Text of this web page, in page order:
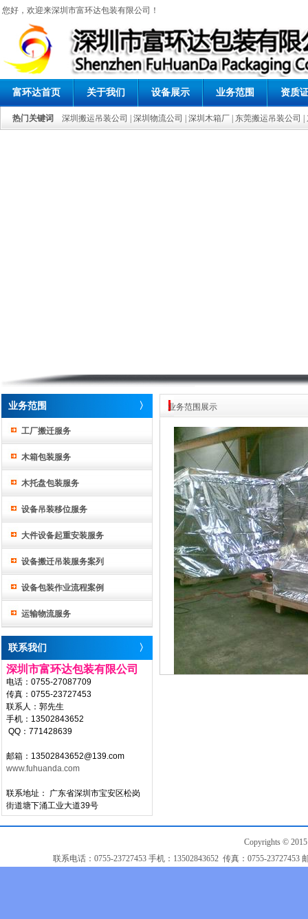
您好，欢迎来深圳市富环达包装有限公司！
富环达首页 关于我们 设备展示 业务范围 资质
热门关键词 深圳搬运吊装公司 | 深圳物流公司 | 深圳木箱厂 | 东莞搬运吊装公司 |
〉
业务范围
工厂搬迁服务
木箱包装服务
木托盘包装服务
设备吊装移位服务
大件设备起重安装服务
设备搬迁吊装服务案列
设备包装作业流程案例
运输物流服务
〉
联系我们
深圳市富环达包装有限公司
电话：0755-27087709
传真：0755-23727453
联系人：郭先生
手机：13502843652
QQ：771428639
邮箱：13502843652@139.com
www.fuhuanda.com
联系地址： 广东省深圳市宝安区松岗
街道塘下涌工业大道39号
业务范围展示
Copyrights ©
联系电话：0755-23727453 手机：13502843652 传真：0755-23727453